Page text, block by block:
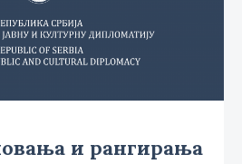
и рангирања